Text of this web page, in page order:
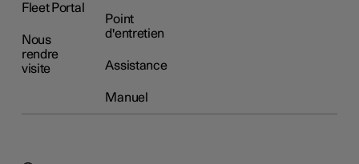
Fleet Portal
Nous
rendre
visite
Point
d'entretien
Assistance
Manuel